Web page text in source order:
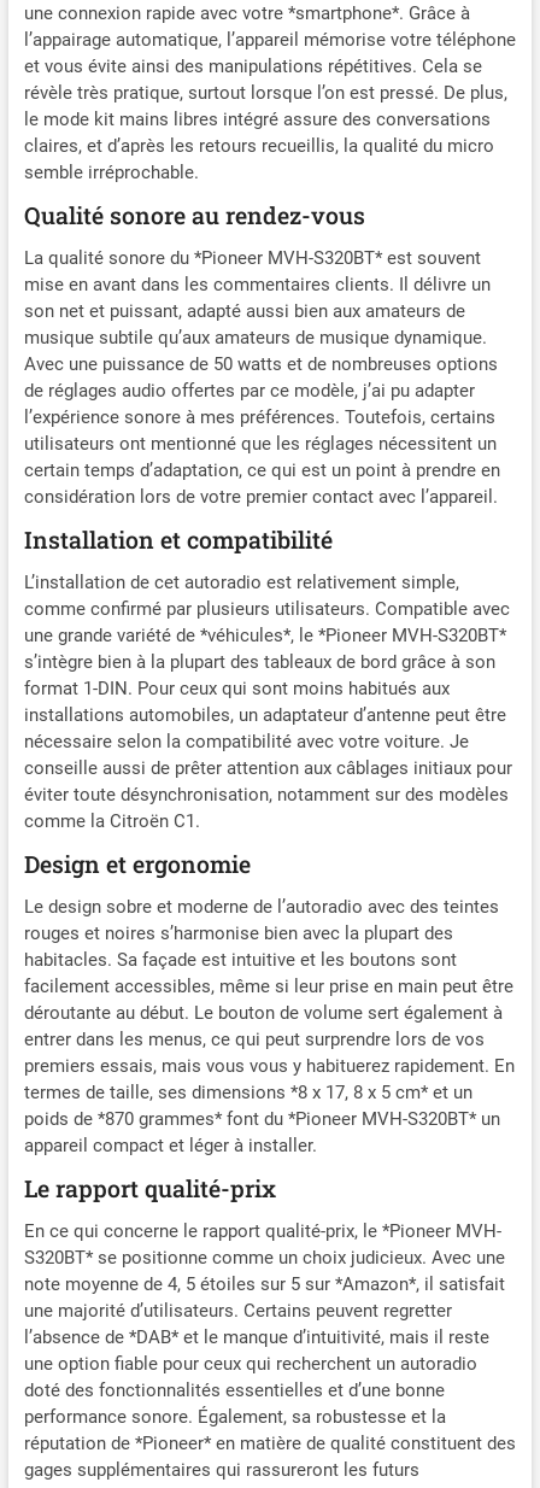
une connexion rapide avec votre *smartphone*. Grâce à
l’appairage automatique, l’appareil mémorise votre téléphone
et vous évite ainsi des manipulations répétitives. Cela se
révèle très pratique, surtout lorsque l’on est pressé. De plus,
le mode kit mains libres intégré assure des conversations
claires, et d’après les retours recueillis, la qualité du micro
semble irréprochable.
Qualité sonore au rendez-vous
La qualité sonore du *Pioneer MVH-S320BT* est souvent
mise en avant dans les commentaires clients. Il délivre un
son net et puissant, adapté aussi bien aux amateurs de
musique subtile qu’aux amateurs de musique dynamique.
Avec une puissance de 50 watts et de nombreuses options
de réglages audio offertes par ce modèle, j’ai pu adapter
l’expérience sonore à mes préférences. Toutefois, certains
utilisateurs ont mentionné que les réglages nécessitent un
certain temps d’adaptation, ce qui est un point à prendre en
considération lors de votre premier contact avec l’appareil.
Installation et compatibilité
L’installation de cet autoradio est relativement simple,
comme confirmé par plusieurs utilisateurs. Compatible avec
une grande variété de *véhicules*, le *Pioneer MVH-S320BT*
s’intègre bien à la plupart des tableaux de bord grâce à son
format 1-DIN. Pour ceux qui sont moins habitués aux
installations automobiles, un adaptateur d’antenne peut être
nécessaire selon la compatibilité avec votre voiture. Je
conseille aussi de prêter attention aux câblages initiaux pour
éviter toute désynchronisation, notamment sur des modèles
comme la Citroën C1.
Design et ergonomie
Le design sobre et moderne de l’autoradio avec des teintes
rouges et noires s’harmonise bien avec la plupart des
habitacles. Sa façade est intuitive et les boutons sont
facilement accessibles, même si leur prise en main peut être
déroutante au début. Le bouton de volume sert également à
entrer dans les menus, ce qui peut surprendre lors de vos
premiers essais, mais vous vous y habituerez rapidement. En
termes de taille, ses dimensions *8 x 17, 8 x 5 cm* et un
poids de *870 grammes* font du *Pioneer MVH-S320BT* un
appareil compact et léger à installer.
Le rapport qualité-prix
En ce qui concerne le rapport qualité-prix, le *Pioneer MVH-
S320BT* se positionne comme un choix judicieux. Avec une
note moyenne de 4, 5 étoiles sur 5 sur *Amazon*, il satisfait
une majorité d’utilisateurs. Certains peuvent regretter
l’absence de *DAB* et le manque d’intuitivité, mais il reste
une option fiable pour ceux qui recherchent un autoradio
doté des fonctionnalités essentielles et d’une bonne
performance sonore. Également, sa robustesse et la
réputation de *Pioneer* en matière de qualité constituent des
gages supplémentaires qui rassureront les futurs